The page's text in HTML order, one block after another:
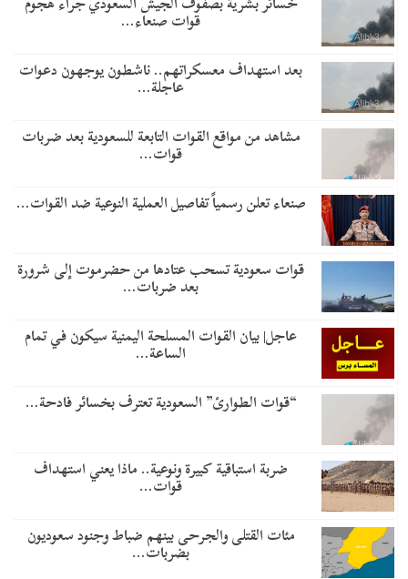
قوات صنعاء…
بعد استهداف معسكراتهم.. ناشطون يوجهون دعوات
عاجلة…
مشاهد من مواقع القوات التابعة للسعودية بعد ضربات
قوات…
صنعاء تعلن رسمياً تفاصيل العملية النوعية ضد القوات…
قوات سعودية تسحب عتادها من حضرموت إلى شرورة
بعد ضربات…
عاجل| بيان القوات المسلحة اليمنية سيكون في تمام
الساعة…
“قوات الطوارئ” السعودية تعترف بخسائر فادحة…
ضربة استباقية كبيرة ونوعية.. ماذا يعني استهداف
قوات…
مئات القتلى والجرحى بينهم ضباط وجنود سعوديون
بضربات…